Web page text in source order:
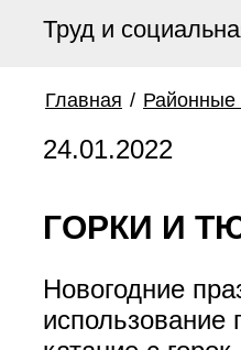
Труд и
Главная / Районные
24.01.2022
ГОРКИ И
Новогодние
использование